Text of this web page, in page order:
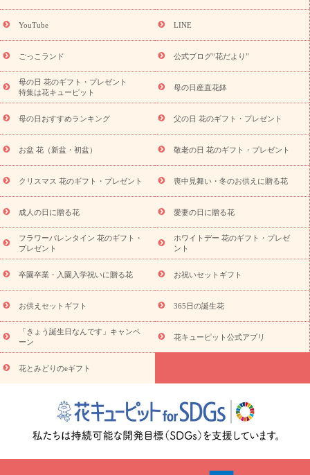
(トルコキキョウ)
9月の誕生花(リンドウ)
ら探す
お祝いの花特集 当日配達特急便 お祝い商品一覧
念日
結婚祝い 出産祝い 退院祝い・快気祝い
寿祝い
プチギフト ペットのお祝いフラワー
供え・お悔やみ商品一覧
お供え・お悔やみの花
四十九日法要以
お供え プリザーブドフラワー
ペットのお供えフラワー
お盆（新
盆・初盆）
その他 お祝い返し お見舞い
お取り寄せギフト
ビジネス用
ご自宅用 観葉植物 ミディ胡蝶蘭
プリザーブ
ドフラワー
スタイルから探す アレンジメント 花束
スタ
ンド花
お祝い お供え・お悔やみ 胡蝶蘭 胡蝶蘭・花鉢
ディ胡蝶蘭・お祝い
ミディ胡蝶蘭・お供え
世界初の青色胡蝶蘭
観葉植物
観葉植物 産直多肉植物
プリザーブドフラワー
お祝い
お供え・お悔やみ 花とセットギフト
セミオーダー
プチギフト（hanamore -ハナモア-）
花とみどりのeギフト
キューピットのeGfit
カラー ピンク イエローオレンジ
レッ
ド
お花の種類 トルコキキョウ
お祝い お祝い・3000円～ お祝い・4000円～
お祝い・
5000円～
お祝い・7000円～ お祝い・ 10000円～
お供え・お
悔やみ
円～
お供え・お悔やみ・
読み物
いのマナー
定年退職祝いのマナー
お祝いを贈るときのマナー・
花キューピットのお祝いコラム一覧
誕生日のお花を「色
彩心理学」で選ぶ方法
結婚祝いの予算相場
出産祝いお役立ち情
YouTube LINE
ごっこランド 公式ブログ“花だより”
母の日 花のギフト・プレゼント
特集は花キューピット
母の日産直花鉢
母の日おすすめランキング 父の日 花のギフト・プレゼント
お盆 花（新盆・初盆） 敬老の日 花のギフト・プレゼント
クリスマス 花のギフト・プレゼント 喪中見舞い・冬のお供えに贈る花
成人の日に贈る花 愛妻の日に贈る花
フラワーバレンタイン 花のギフト・
プレゼント
ホワイトデー 花のギフト・プレゼ
ント
卒園卒業・入園入学祝いに贈る花 お祝いセットギフト
お供えセットギフト 365日の誕生花
「きょう誕生日なんです」キャンペ
ーン
花キューピット公式アプリ
花とみどりのeギフト